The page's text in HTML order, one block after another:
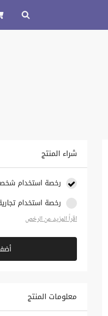
شراء المنتج
رخصة استخدام
رخصة استخدام
اقراً المزيد عن الرخص
معلومات المنتج